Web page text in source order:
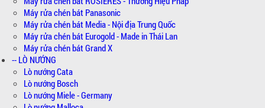
Máy rửa chén bát Panasonic
Máy rửa chén bát Media - Nội địa Trung Quốc
Máy rửa chén bát Eurogold - Made in Thái Lan
Máy rửa chén bát Grand X
-- LÒ NƯỚNG
Lò nướng Cata
Lò nướng Bosch
Lò nướng Miele - Germany